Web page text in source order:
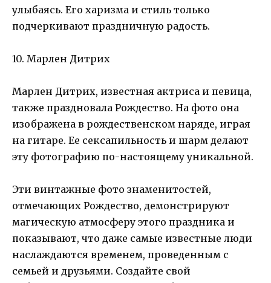
улыбаясь. Его харизма и стиль только
подчеркивают праздничную радость.
10. Марлен Дитрих
Марлен Дитрих, известная актриса и певица,
также праздновала Рождество. На фото она
изображена в рождественском наряде, играя
на гитаре. Ее сексапильность и шарм делают
эту фотографию по-настоящему уникальной.
Эти винтажные фото знаменитостей,
отмечающих Рождество, демонстрируют
магическую атмосферу этого праздника и
показывают, что даже самые известные люди
наслаждаются временем, проведенным с
семьей и друзьями. Создайте свой